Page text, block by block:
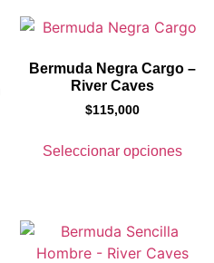
Bermuda Negra Cargo –
River Caves
$115,000
Seleccionar opciones